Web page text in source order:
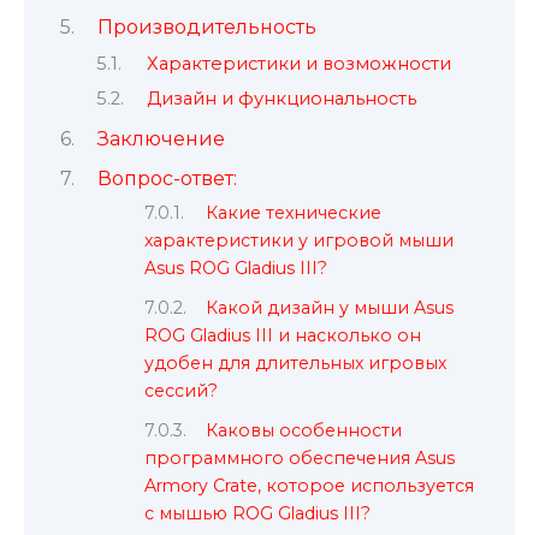
Производительность
Характеристики и возможности
Дизайн и функциональность
Заключение
Вопрос-ответ:
Какие технические
характеристики у игровой мыши
Asus ROG Gladius III?
Какой дизайн у мыши Asus
ROG Gladius III и насколько он
удобен для длительных игровых
сессий?
Каковы особенности
программного обеспечения Asus
Armory Crate, которое используется
с мышью ROG Gladius III?